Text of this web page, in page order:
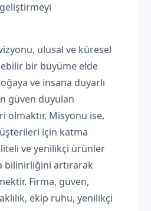
ulusal ve küresel
bir büyüme elde
ve insana duyarlı
güven duyulan
olmaktır. Misyonu ise,
için katma
ve yenilikçi ürünler
bilinirliğini artırarak
Firma, güven,
ekip ruhu, yenilikçi